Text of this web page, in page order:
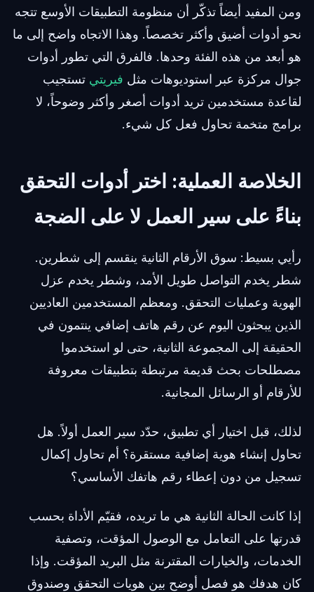
ومن المفيد أيضاً تذكّر أن منظومة التطبيقات الأوسع تتجه
نحو أدوات أضيق وأكثر تخصصاً. وهذا الاتجاه واضح إلى ما
هو أبعد من هذه الفئة وحدها. فالفرق التي تطور أدوات
جوال مركزة عبر استوديوهات مثل فيريتي تستجيب
لقاعدة مستخدمين تريد أدوات أصغر وأكثر وضوحاً، لا
برامج متخمة تحاول فعل كل شيء.
الخلاصة العملية: اختر أدوات التحقق
بناءً على سير العمل لا على الضجة
رأيي بسيط: سوق الأرقام الثانية ينقسم إلى شطرين.
شطر يخدم التواصل طويل الأمد، وشطر يخدم عزل
الهوية وعمليات التحقق. ومعظم المستخدمين العاديين
الذين يبحثون اليوم عن رقم هاتف إضافي ينتمون في
الحقيقة إلى المجموعة الثانية، حتى لو استخدموا
مصطلحات بحث قديمة مرتبطة بتطبيقات معروفة
للأرقام أو الرسائل المجانية.
لذلك، قبل اختيار أي تطبيق، حدّد سير العمل أولاً. هل
تحاول إنشاء هوية إضافية مستقرة؟ أم تحاول إكمال
تسجيل من دون إعطاء رقم هاتفك الأساسي؟
إذا كانت الحالة الثانية هي ما تريده، فقيّم الأداة بحسب
قدرتها على التعامل مع الوصول المؤقت، وتصفية
الخدمات، والخيارات المقترنة مثل البريد المؤقت. وإذا
كان هدفك هو فصل أوضح بين هويات التحقق وصندوق